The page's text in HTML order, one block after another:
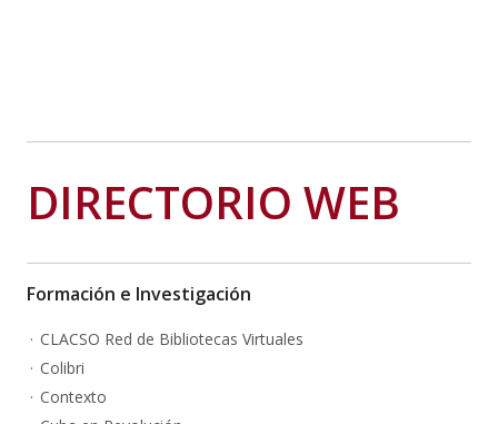
DIRECTORIO WEB
Formación e Investigación
CLACSO Red de Bibliotecas Virtuales
Colibri
Contexto